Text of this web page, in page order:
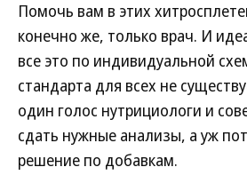
Помочь вам в этих
конечно же, только врач. И
все это по индивидуальной
стандарта для всех не
один голос нутрициологи и
сдать нужные анализы, а уж
решение по добавкам.